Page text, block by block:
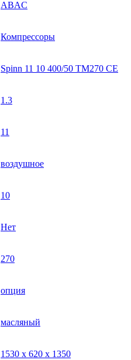
ABAC
Компрессоры
Spinn 11 10 400/50 TM270 CE
1.3
11
воздушное
10
Нет
270
опция
масляный
1530 х 620 х 1350